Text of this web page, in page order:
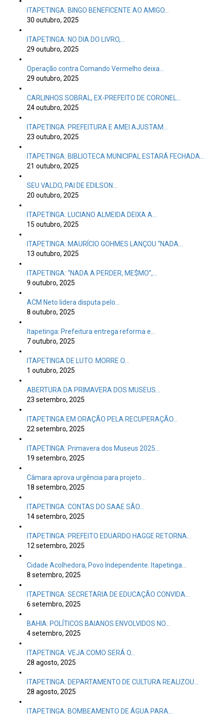
ITAPETINGA: BINGO BENEFICENTE AO AMIGO…
30 outubro, 2025
ITAPETINGA: NO DIA DO LIVRO,…
29 outubro, 2025
Operação contra Comando Vermelho deixa…
29 outubro, 2025
CARLINHOS SOBRAL, EX-PREFEITO DE CORONEL…
24 outubro, 2025
ITAPETINGA: PREFEITURA E AMEI AJUSTAM…
23 outubro, 2025
ITAPETINGA: BIBLIOTECA MUNICIPAL ESTARÁ FECHADA…
21 outubro, 2025
SEU VALDO, PAI DE EDILSON…
20 outubro, 2025
ITAPETINGA: LUCIANO ALMEIDA DEIXA A…
15 outubro, 2025
ITAPETINGA: MAURÍCIO GOHMES LANÇOU “NADA…
13 outubro, 2025
ITAPETINGA: “NADA A PERDER, ME$MO”,…
9 outubro, 2025
ACM Neto lidera disputa pelo…
8 outubro, 2025
Itapetinga: Prefeitura entrega reforma e…
7 outubro, 2025
ITAPETINGA DE LUTO. MORRE O…
1 outubro, 2025
ABERTURA DA PRIMAVERA DOS MUSEUS…
23 setembro, 2025
ITAPETINGA EM ORAÇÃO PELA RECUPERAÇÃO…
22 setembro, 2025
ITAPETINGA: Primavera dos Museus 2025…
19 setembro, 2025
Câmara aprova urgência para projeto…
18 setembro, 2025
ITAPETINGA: CONTAS DO SAAE SÃO…
14 setembro, 2025
ITAPETINGA: PREFEITO EDUARDO HAGGE RETORNA…
12 setembro, 2025
Cidade Acolhedora, Povo Independente. Itapetinga…
8 setembro, 2025
ITAPETINGA: SECRETARIA DE EDUCAÇÃO CONVIDA…
6 setembro, 2025
BAHIA: POLÍTICOS BAIANOS ENVOLVIDOS NO…
4 setembro, 2025
ITAPETINGA: VEJA COMO SERÁ O…
28 agosto, 2025
ITAPETINGA: DEPARTAMENTO DE CULTURA REALIZOU…
28 agosto, 2025
ITAPETINGA: BOMBEAMENTO DE ÁGUA PARA…